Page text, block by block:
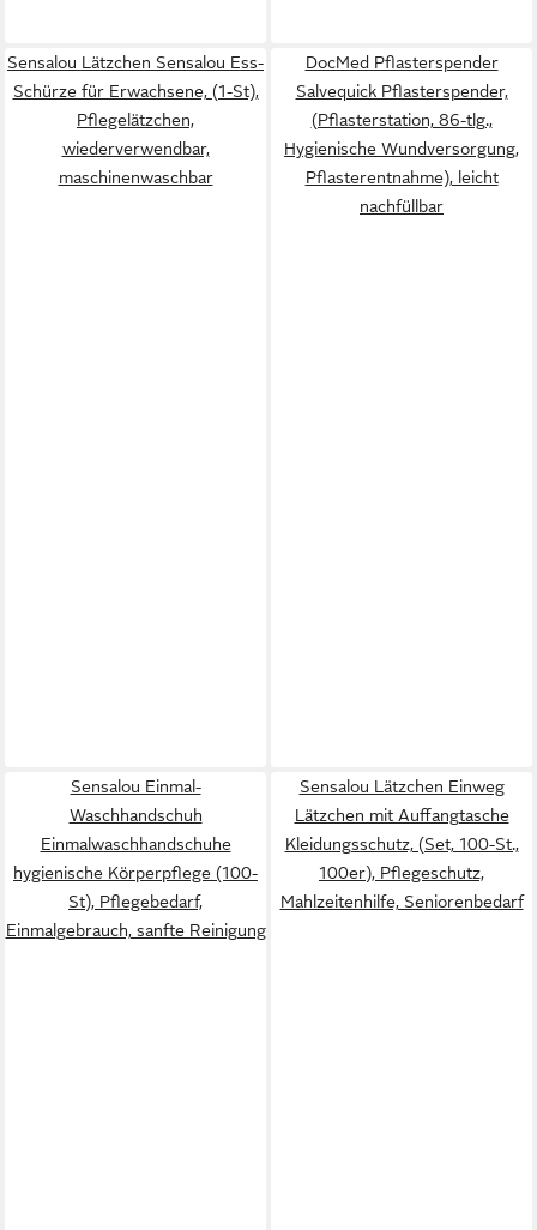
Sensalou Lätzchen Sensalou Ess-
Schürze für Erwachsene, (1-St),
Pflegelätzchen,
wiederverwendbar,
maschinenwaschbar
DocMed Pflasterspender
Salvequick Pflasterspender,
(Pflasterstation, 86-tlg.,
Hygienische Wundversorgung,
Pflasterentnahme), leicht
nachfüllbar
Sensalou Einmal-
Waschhandschuh
Einmalwaschhandschuhe
hygienische Körperpflege (100-
St), Pflegebedarf,
Einmalgebrauch, sanfte Reinigung
Sensalou Lätzchen Einweg
Lätzchen mit Auffangtasche
Kleidungsschutz, (Set, 100-St.,
100er), Pflegeschutz,
Mahlzeitenhilfe, Seniorenbedarf